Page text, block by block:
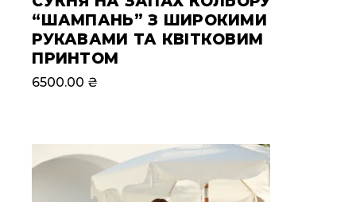
“ШАМПАНЬ” З ШИРОКИМИ
РУКАВАМИ ТА КВІТКОВИМ
ПРИНТОМ
6500.00 ₴